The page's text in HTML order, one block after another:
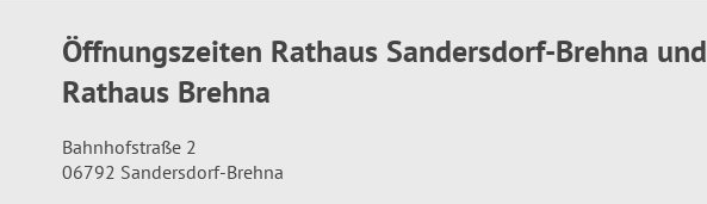
Öffnungszeiten Rathaus Sandersdorf-Brehna und
Rathaus Brehna
Bahnhofstraße 2
06792 Sandersdorf-Brehna